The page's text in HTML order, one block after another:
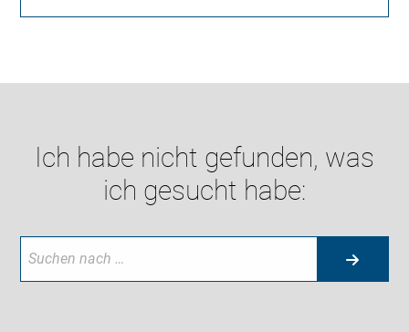
Ich habe nicht gefunden, was
ich gesucht habe: